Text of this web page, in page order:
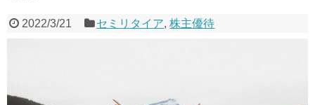
2022/3/21 セミリタイア,株主優待